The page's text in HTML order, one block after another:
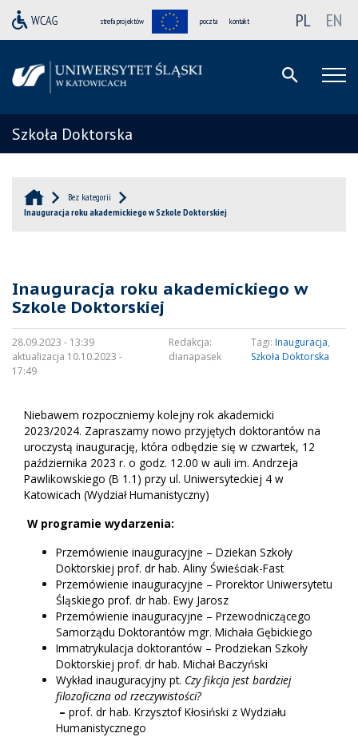
strefa projektów poczta kontakt PL EN
Szkoła Doktorska
Bez kategorii
Inauguracja roku akademickiego w Szkole Doktorskiej
Inauguracja roku akademickiego w
Szkole Doktorskiej
28.09.2023 - 13:39
aktualizacja 10.10.2023 -
17:49
Redakcja:
dianapasek
Tagi: Inauguracja,
Szkoła Doktorska
Niebawem rozpoczniemy kolejny rok akademicki
2023/2024. Zapraszamy nowo przyjętych doktorantów na
uroczystą inaugurację, która odbędzie się w czwartek, 12
października 2023 r. o godz. 12.00 w auli im. Andrzeja
Pawlikowskiego (B 1.1) przy ul. Uniwersyteckiej 4 w
Katowicach (Wydział Humanistyczny)
W programie wydarzenia:
Przemówienie inauguracyjne – Dziekan Szkoły
Doktorskiej prof. dr hab. Aliny Świeściak-Fast
Przemówienie inauguracyjne – Prorektor Uniwersytetu
Śląskiego prof. dr hab. Ewy Jarosz
Przemówienie inauguracyjne – Przewodniczącego
Samorządu Doktorantów mgr. Michała Gębickiego
Immatrykulacja doktorantów – Prodziekan Szkoły
Doktorskiej prof. dr hab. Michał Baczyński
Wykład inauguracyjny pt. Czy fikcja jest bardziej
filozoficzna od rzeczywistości?
– prof. dr hab. Krzysztof Kłosiński z Wydziału
Humanistycznego